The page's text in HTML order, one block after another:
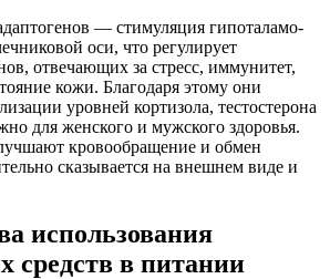
— стимуляция гипоталамо-
оси, что регулирует
отвечающих за стресс, иммунитет,
кожи. Благодаря этому они
уровней кортизола, тестостерона
для женского и мужского здоровья.
кровообращение и обмен
сказывается на внешнем виде и
использования
средств в питании